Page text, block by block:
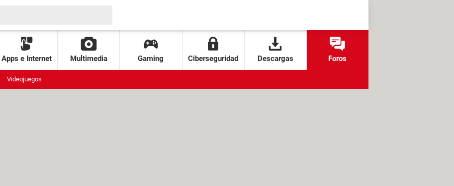
Apps e Internet Multimedia Gaming Ciberseguridad Descargas Foros
Videojuegos